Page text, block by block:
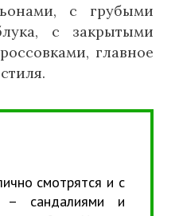
с грубыми
с закрытыми
главное
смотрятся и с
– сандалиями и